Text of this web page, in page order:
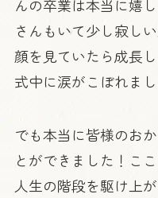
んの卒業は本当に嬉
さんもいて少し寂し
顔を見ていたら成長
式中に涙がこぼれまし
でも本当に皆様のお
とができました！こ
人生の階段を駆け上